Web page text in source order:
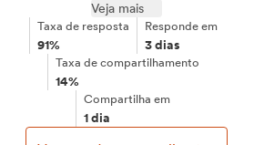
Veja mais
Taxa de resposta
91%
Responde em
3 dias
Taxa de compartilhamento
14%
Compartilha em
1 dia